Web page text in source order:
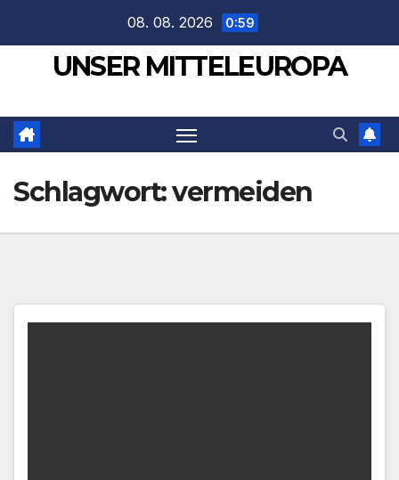
springen
08. 08. 2026 0:59
UNSER MITTELEUROPA
Schlagwort:vermeiden